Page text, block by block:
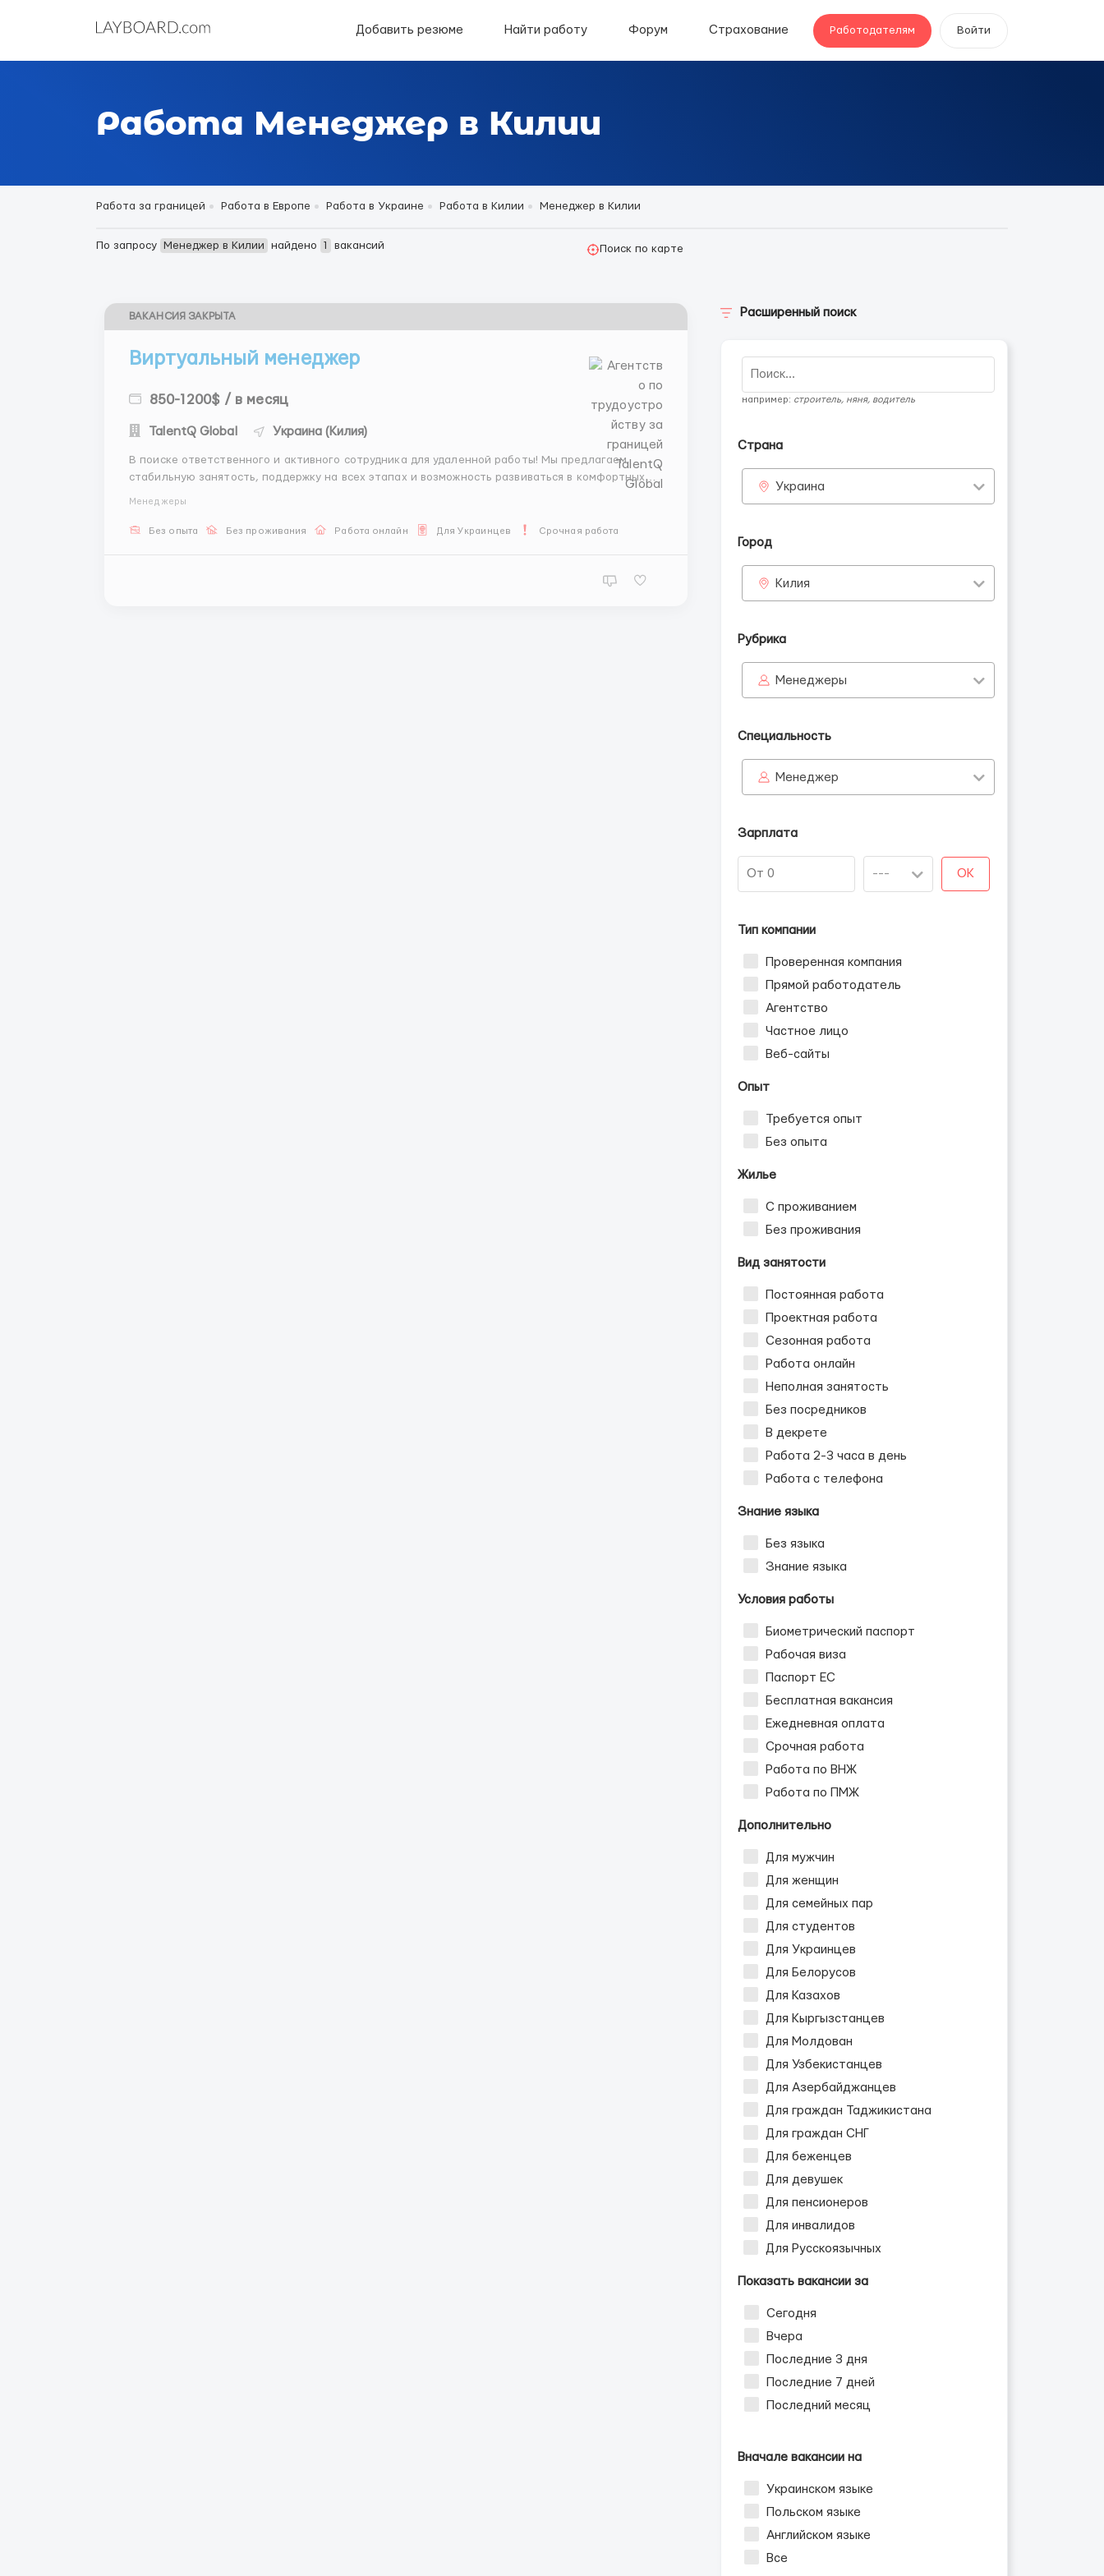
Добавить резюме Найти работу Форум Страхование Работодателям Войти
Работа Менеджер в Килии
Работа за границей Работа в Европе Работа в Украине Работа в Килии Менеджер в Килии
По запросу Менеджер в Килии найдено 1 вакансий Поиск по карте
ВАКАНСИЯ ЗАКРЫТА
Виртуальный менеджер
850-1200$ / в месяц
TalentQ Global Украина (Килия)
В поиске ответственного и активного сотрудника для удаленной работы! Мы предлагаем
стабильную занятость, поддержку на всех этапах и возможность развиваться в комфортных
Менеджеры
Без опыта Без проживания Работа онлайн Для Украинцев Срочная работа
Расширенный поиск
например: строитель, няня, водитель
Страна
Украина
Город
Килия
Рубрика
Менеджеры
Специальность
Менеджер
Зарплата
OK
Тип компании
Проверенная компания
Прямой работодатель
Агентство
Частное лицо
Веб-сайты
Опыт
Требуется опыт
Без опыта
Жилье
С проживанием
Без проживания
Вид занятости
Постоянная работа
Проектная работа
Сезонная работа
Работа онлайн
Неполная занятость
Без посредников
В декрете
Работа 2-3 часа в день
Работа с телефона
Знание языка
Без языка
Знание языка
Условия работы
Биометрический паспорт
Рабочая виза
Паспорт ЕС
Бесплатная вакансия
Ежедневная оплата
Срочная работа
Работа по ВНЖ
Работа по ПМЖ
Дополнительно
Для мужчин
Для женщин
Для семейных пар
Для студентов
Для Украинцев
Для Белорусов
Для Казахов
Для Кыргызстанцев
Для Молдован
Для Узбекистанцев
Для Азербайджанцев
Для граждан Таджикистана
Для граждан СНГ
Для беженцев
Для девушек
Для пенсионеров
Для инвалидов
Для Русскоязычных
Показать вакансии за
Сегодня
Вчера
Последние 3 дня
Последние 7 дней
Последний месяц
Вначале вакансии на
Украинском языке
Польском языке
Английском языке
Все